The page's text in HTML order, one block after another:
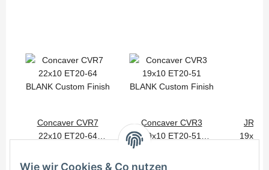
Concaver CVR7
22x10 ET20-64
Concaver CVR3
19x10 ET20-51
BLANK Custom Finish
JR
19x10
Wie wir Cookies & Co nutzen